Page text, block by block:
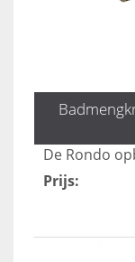
Prijs: